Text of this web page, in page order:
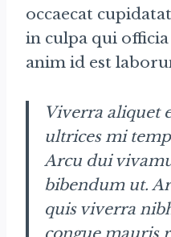
occaecat
in culpa qui
anim id est
Viverra aliquet
ultrices mi
Arcu dui
bibendum ut.
quis viverra
congue mauris